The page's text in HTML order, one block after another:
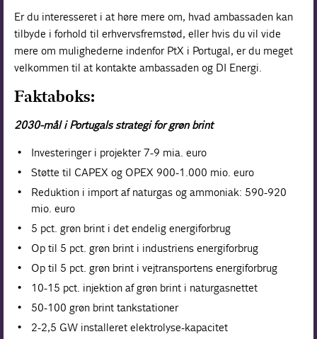
Er du interesseret i at høre mere om, hvad ambassaden kan
tilbyde i forhold til erhvervsfremstød, eller hvis du vil vide
mere om mulighederne indenfor PtX i Portugal, er du meget
velkommen til at kontakte ambassaden og DI Energi.
Faktaboks:
2030-mål i Portugals strategi for grøn brint
Investeringer i projekter 7-9 mia. euro
Støtte til CAPEX og OPEX 900-1.000 mio. euro
Reduktion i import af naturgas og ammoniak: 590-920
mio. euro
5 pct. grøn brint i det endelig energiforbrug
Op til 5 pct. grøn brint i industriens energiforbrug
Op til 5 pct. grøn brint i vejtransportens energiforbrug
10-15 pct. injektion af grøn brint i naturgasnettet
50-100 grøn brint tankstationer
2-2,5 GW installeret elektrolyse-kapacitet